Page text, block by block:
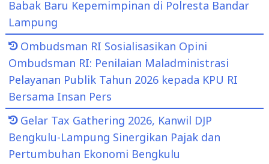
Babak Baru Kepemimpinan di Polresta Bandar
Lampung
Ombudsman RI Sosialisasikan Opini
Ombudsman RI: Penilaian Maladministrasi
Pelayanan Publik Tahun 2026 kepada KPU RI
Bersama Insan Pers
Gelar Tax Gathering 2026, Kanwil DJP
Bengkulu-Lampung Sinergikan Pajak dan
Pertumbuhan Ekonomi Bengkulu